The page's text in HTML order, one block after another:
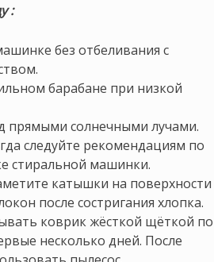
:
без отбеливания с
барабане при низкой
прямыми солнечными лучами.
следуйте рекомендациям по
стиральной машинки.
катышки на поверхности
после состригания хлопка.
коврик жёсткой щёткой по
несколько дней. После